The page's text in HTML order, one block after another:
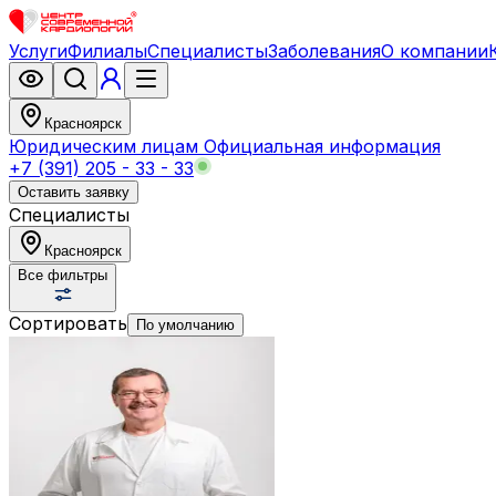
УслугиФилиалыСпециалистыЗаболеванияО компании
Красноярск
Юридическим лицам Официальная информация
+7 (391) 205 - 33 - 33
Оставить заявку
Специалисты
Красноярск
Все фильтры
Сортировать По умолчанию